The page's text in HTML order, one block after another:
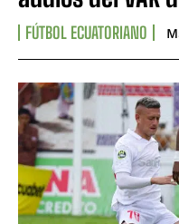
FÚTBOL ECUATORIANO